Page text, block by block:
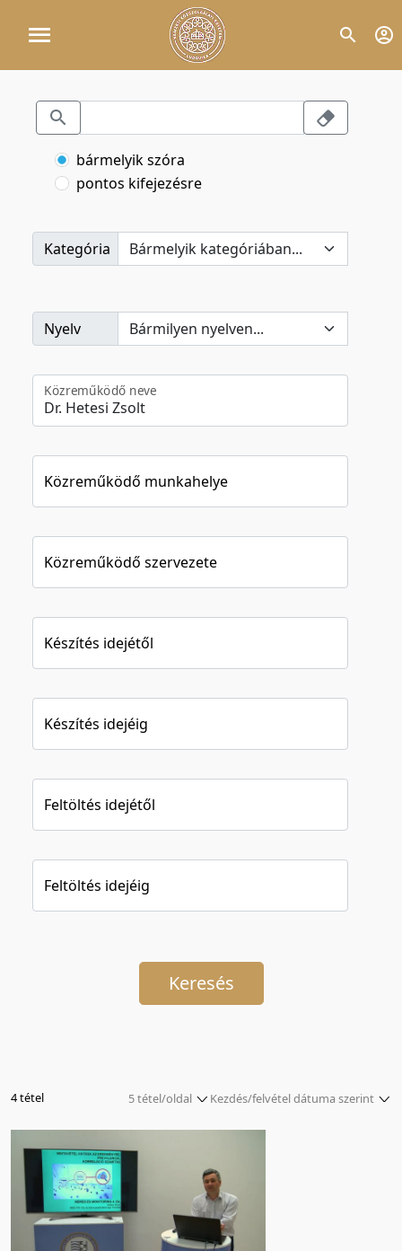
bármelyik szóra
pontos kifejezésre
Kategória
Nyelv
Közreműködő neve
Közreműködő munkahelye
Közreműködő szervezete
Készítés idejétől
Készítés idejéig
Feltöltés idejétől
Feltöltés idejéig
Keresés
Kezdés/felvétel dátuma szerint
Relevancia szerint
Kezdés/felvétel dátuma szerint
Feltöltés dátuma szerint
Feltöltés dátuma szerint
4 tétel
5 tétel/oldal
5 tétel/oldal
10 tétel/oldal
50 tétel/oldal
100 tétel/oldal